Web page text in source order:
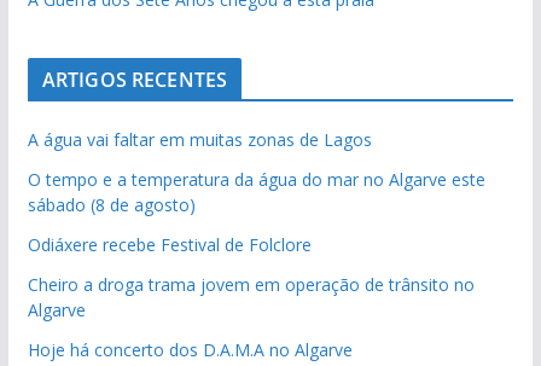
ARTIGOS RECENTES
A água vai faltar em muitas zonas de Lagos
O tempo e a temperatura da água do mar no Algarve este
sábado (8 de agosto)
Odiáxere recebe Festival de Folclore
Cheiro a droga trama jovem em operação de trânsito no
Algarve
Hoje há concerto dos D.A.M.A no Algarve